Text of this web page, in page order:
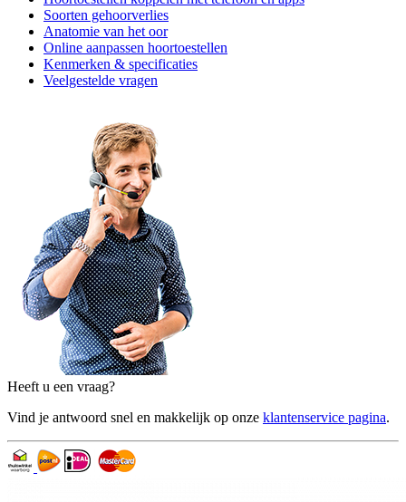
Soorten gehoorverlies
Anatomie van het oor
Online aanpassen hoortoestellen
Kenmerken & specificaties
Veelgestelde vragen
Heeft u een vraag?
Vind je antwoord snel en makkelijk op onze klantenservice pagina.